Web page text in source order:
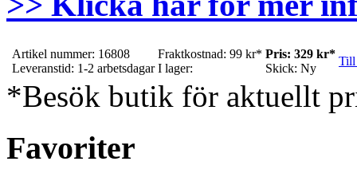
Artikel nummer: 16808
Leveranstid: 1-2 arbetsdagar
Fraktkostnad: 99 kr*
I lager:
Pris: 329 kr*
Skick: Ny
Till
*Besök butik för aktuellt
Favoriter